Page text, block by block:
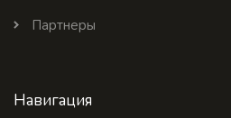
Партнеры
Навигация